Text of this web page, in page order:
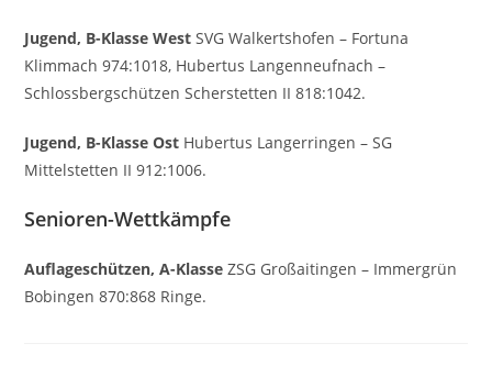
Jugend, B-Klasse West SVG Walkertshofen – Fortuna
Klimmach 974:1018, Hubertus Langenneufnach –
Schlossbergschützen Scherstetten II 818:1042.
Jugend, B-Klasse Ost Hubertus Langerringen – SG
Mittelstetten II 912:1006.
Senioren-Wettkämpfe
Auflageschützen, A-Klasse ZSG Großaitingen – Immergrün
Bobingen 870:868 Ringe.